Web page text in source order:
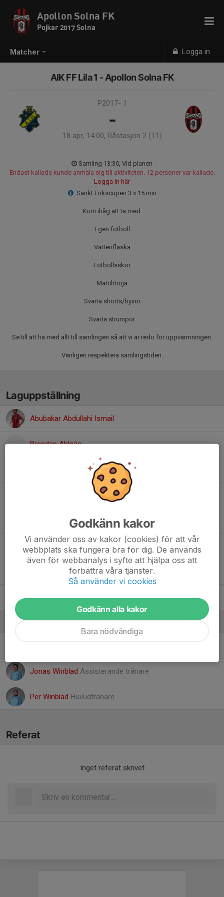
Matcher Logga in
Apollon Solna FK
Pojkar 2017 Solna
AIK FF Lila 1 - Apollon Solna FK
P2017- 1
-
18 apr, 14:00, Råstasjön 2 (T1)
Samling 13:30, Vid planen
Endast kallade kunde anmäla sig till aktiviteten. 12 personer var kallade.
Logga in här
Sankt Erikscupen 3 x 15 min
Kom ihåg att ta med:
Egen fotboll
Vattenflaska
Fotbollsskor
Matchtröja
Svarta shorts/byxor
Svarta strumpor
Se till att ha med allt till samlingen så att vi är redo för uppvärmningen.
Vänligen respektera samlingstiden.
Laguppställning
Abubakar Abdullahi Ismail
Brendan Ahlnäs
Gabriel Makdisi-Somi
Kenji Touray
Kian Shanazarzadeh
Liam Winblad
Milian Winblad
Ledare
Jonas Winblad Assisterande tränare
Per Winblad Huvudtränare
Referat
Inget referat skrivet
Godkänn kakor
Vi använder oss av kakor (cookies) för att vår
webbplats ska fungera bra för dig. De används
även för webbanalys i syfte att hjälpa oss att
förbättra våra tjänster.
Så använder vi cookies
Godkänn alla kakor
Bara nödvändiga